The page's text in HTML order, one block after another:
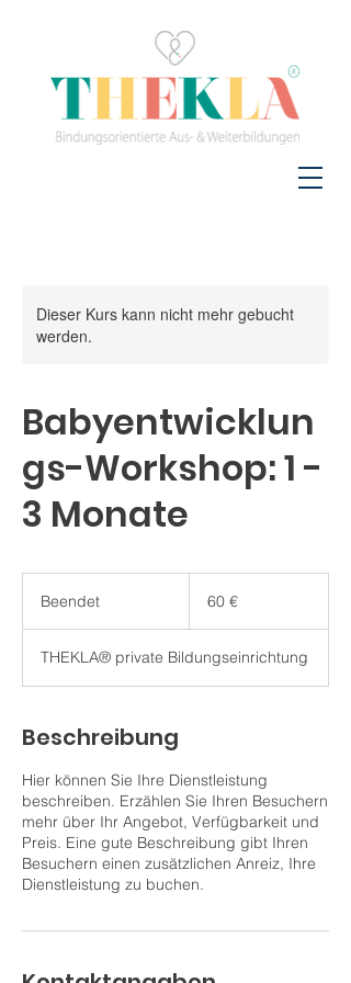
Dieser Kurs kann nicht mehr gebucht
werden.
Babyentwicklun
gs-Workshop: 1 -
3 Monate
Beendet
n
d
60 €
THEKLA® private Bildungseinrichtung
Beschreibung
Hier können Sie Ihre Dienstleistung
beschreiben. Erzählen Sie Ihren Besuchern
mehr über Ihr Angebot, Verfügbarkeit und
Preis. Eine gute Beschreibung gibt Ihren
Besuchern einen zusätzlichen Anreiz, Ihre
Dienstleistung zu buchen.